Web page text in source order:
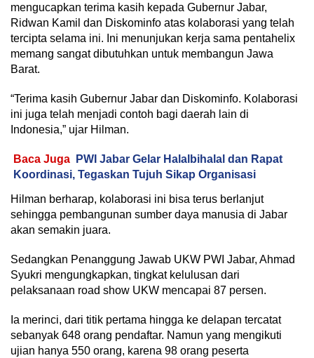
mengucapkan terima kasih kepada Gubernur Jabar,
Ridwan Kamil dan Diskominfo atas kolaborasi yang telah
tercipta selama ini. Ini menunjukan kerja sama pentahelix
memang sangat dibutuhkan untuk membangun Jawa
Barat.
“Terima kasih Gubernur Jabar dan Diskominfo. Kolaborasi
ini juga telah menjadi contoh bagi daerah lain di
Indonesia,” ujar Hilman.
Baca Juga
PWI Jabar Gelar Halalbihalal dan Rapat
Koordinasi, Tegaskan Tujuh Sikap Organisasi
Hilman berharap, kolaborasi ini bisa terus berlanjut
sehingga pembangunan sumber daya manusia di Jabar
akan semakin juara.
Sedangkan Penanggung Jawab UKW PWI Jabar, Ahmad
Syukri mengungkapkan, tingkat kelulusan dari
pelaksanaan road show UKW mencapai 87 persen.
Ia merinci, dari titik pertama hingga ke delapan tercatat
sebanyak 648 orang pendaftar. Namun yang mengikuti
ujian hanya 550 orang, karena 98 orang peserta